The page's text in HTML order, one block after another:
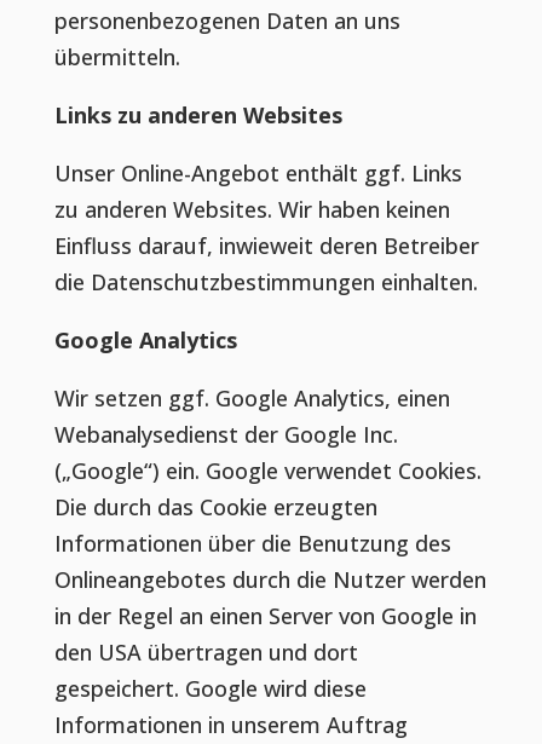
personenbezogenen Daten an uns
übermitteln.
Links zu anderen Websites
Unser Online-Angebot enthält ggf. Links
zu anderen Websites. Wir haben keinen
Einfluss darauf, inwieweit deren Betreiber
die Datenschutzbestimmungen einhalten.
Google Analytics
Wir setzen ggf. Google Analytics, einen
Webanalysedienst der Google Inc.
(„Google“) ein. Google verwendet Cookies.
Die durch das Cookie erzeugten
Informationen über die Benutzung des
Onlineangebotes durch die Nutzer werden
in der Regel an einen Server von Google in
den USA übertragen und dort
gespeichert. Google wird diese
Informationen in unserem Auftrag